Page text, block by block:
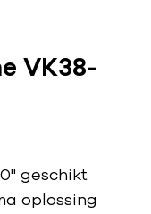
VK38-
geschikt
oplossing